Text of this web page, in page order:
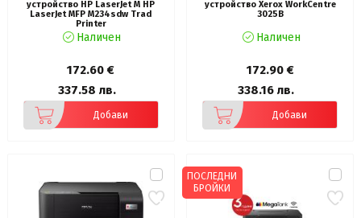
устройство HP LaserJet M HP
LaserJet MFP M234sdw Trad
Printer
Наличен
172.60 €
337.58 лв.
Добави
устройство Xerox WorkCentre
3025B
Наличен
172.90 €
338.16 лв.
Добави
ПОСЛЕДНИ
БРОЙКИ